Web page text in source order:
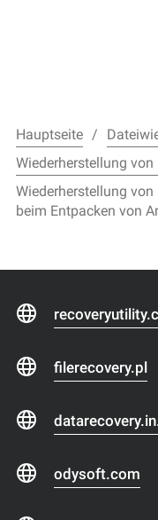
Hauptseite
Wiederherstellung
Wiederherstellung
beim Entpacken von
filerecovery.pl
odysoft.com